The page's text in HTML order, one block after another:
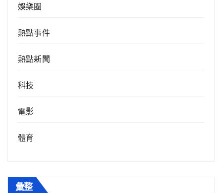
娛樂圈
熱點事件
熱點新聞
科技
電影
體育
彙整